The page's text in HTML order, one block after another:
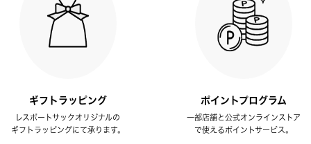
ギフトラッピング
レスポートサックオリジナルの
ギフトラッピングにて承ります。
ポイントプログラム
一部店舗と公式オンラインストア
で使えるポイントサービス。